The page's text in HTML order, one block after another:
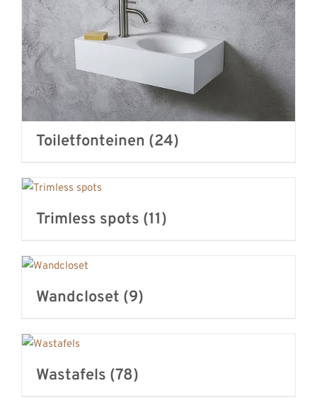
Toiletfonteinen (24)
Trimless spots (11)
Wandcloset (9)
Wastafels (78)